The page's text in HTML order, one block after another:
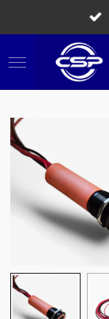
direct
naar